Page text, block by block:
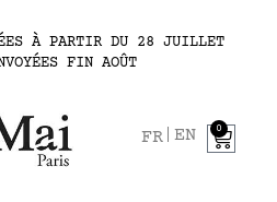
À PARTIR DU 28 JUILLET
FIN AOÛT
FR EN 0